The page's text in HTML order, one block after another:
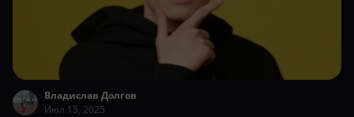
Владислав Долгов
Июл 15, 2025